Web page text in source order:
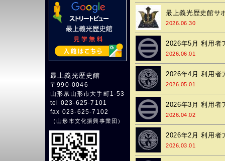
最上義光歴史館
〒990-0046
山形県山形市大手町1-53
tel 023-625-7101
fax 023-625-7102
（山形市文化振興事業団 ）
最上義光歴史館サ
2026.06.30
2026年5月 利用者
2026.06.01
2026年4月 利用者
2026.05.01
2026年3月 利用者
2026.04.02
2026年2月 利用者
2026.03.01